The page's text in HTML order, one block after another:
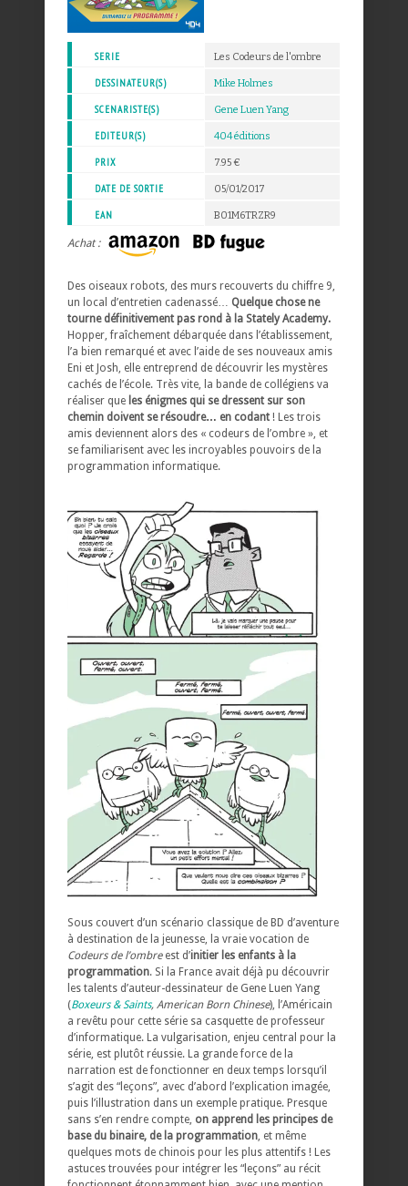
SERIE Les Codeurs de l'ombre
DESSINATEUR(S) Mike Holmes
SCENARISTE(S) Gene Luen Yang
EDITEUR(S) 404 éditions
PRIX 7.95 €
DATE DE SORTIE 05/01/2017
EAN B01M6TRZR9
Achat :
Des oiseaux robots, des murs recouverts du chiffre 9,
un local d’entretien cadenassé… Quelque chose ne
tourne définitivement pas rond à la Stately Academy.
Hopper, fraîchement débarquée dans l’établissement,
l’a bien remarqué et avec l’aide de ses nouveaux amis
Eni et Josh, elle entreprend de découvrir les mystères
cachés de l’école. Très vite, la bande de collégiens va
réaliser que les énigmes qui se dressent sur son
chemin doivent se résoudre… en codant ! Les trois
amis deviennent alors des « codeurs de l’ombre », et
se familiarisent avec les incroyables pouvoirs de la
programmation informatique.
Sous couvert d’un scénario classique de BD d’aventure
à destination de la jeunesse, la vraie vocation de
Codeurs de l’ombreest d’initier les enfants à la
programmation. Si la France avait déjà pu découvrir
les talents d’auteur-dessinateur de Gene Luen Yang
(Boxeurs & Saints, American Born Chinese), l’Américain
a revêtu pour cette série sa casquette de professeur
d’informatique. La vulgarisation, enjeu central pour la
série, est plutôt réussie. La grande force de la
narration est de fonctionner en deux temps lorsqu’il
s’agit des “leçons”, avec d’abord l’explication imagée,
puis l’illustration dans un exemple pratique. Presque
sans s’en rendre compte, on apprend les principes de
base du binaire, de la programmation, et même
quelques mots de chinois pour les plus attentifs ! Les
astuces trouvées pour intégrer les “leçons” au récit